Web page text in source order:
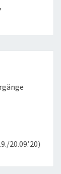
,
20.09.’20)